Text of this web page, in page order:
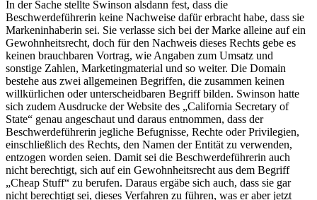
In der Sache stellte Swinson alsdann fest, dass die
Beschwerdeführerin keine Nachweise dafür erbracht habe, dass sie
Markeninhaberin sei. Sie verlasse sich bei der Marke alleine auf ein
Gewohnheitsrecht, doch für den Nachweis dieses Rechts gebe es
keinen brauchbaren Vortrag, wie Angaben zum Umsatz und
sonstige Zahlen, Marketingmaterial und so weiter. Die Domain
bestehe aus zwei allgemeinen Begriffen, die zusammen keinen
willkürlichen oder unterscheidbaren Begriff bilden. Swinson hatte
sich zudem Ausdrucke der Website des „California Secretary of
State“ genau angeschaut und daraus entnommen, dass der
Beschwerdeführerin jegliche Befugnisse, Rechte oder Privilegien,
einschließlich des Rechts, den Namen der Entität zu verwenden,
entzogen worden seien. Damit sei die Beschwerdeführerin auch
nicht berechtigt, sich auf ein Gewohnheitsrecht aus dem Begriff
„Cheap Stuff“ zu berufen. Daraus ergäbe sich auch, dass sie gar
nicht berechtigt sei, dieses Verfahren zu führen, was er aber jetzt